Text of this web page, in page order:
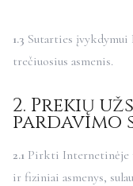
1.3 Sutarties
trečiuosius asmenis.
2. Prekių
pardavimo
2.1 Pirkti Internetinėje
ir fiziniai asmenys,